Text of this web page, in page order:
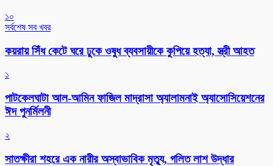
১০
সর্বশেষ সব খবর
কয়রায় সিঁধ কেটে ঘরে ঢুকে ওষুধ ব্যবসায়ীকে কুপিয়ে হত্যা, স্ত্রী আহত
১
পাটকেলঘাটা আল-আমিন ফাজিল মাদ্রাসা অ্যালামনাই অ্যাসোসিয়েশনের
ঈদ পুনর্মিলনী
২
সাতক্ষীরা শহরে এক নারীর অস্বাভাবিক মৃত্যু, গলিত লাশ উদ্ধার